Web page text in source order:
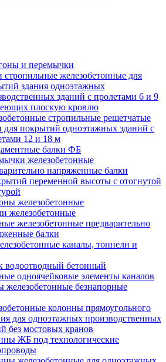
и перемычки
стропильные железобетонные для
здания одноэтажных
зданий с пролетами 6 и 9
плоскую кровлю
стропильные решетчатые
для покрытий одноэтажных зданий с
12 и 18 м
балки ФБ
железобетонные
напряженные балки
переменной высоты с отогнутой
железобетонные
железобетонные
железобетонные предварительно
балки
каналы, тоннели и
водоотводный бетонный
одноячейковые элементы каналов
железобетонные безнапорные
колонны прямоугольного
для одноэтажных производственных
без мостовых кранов
ЖБ под технологические